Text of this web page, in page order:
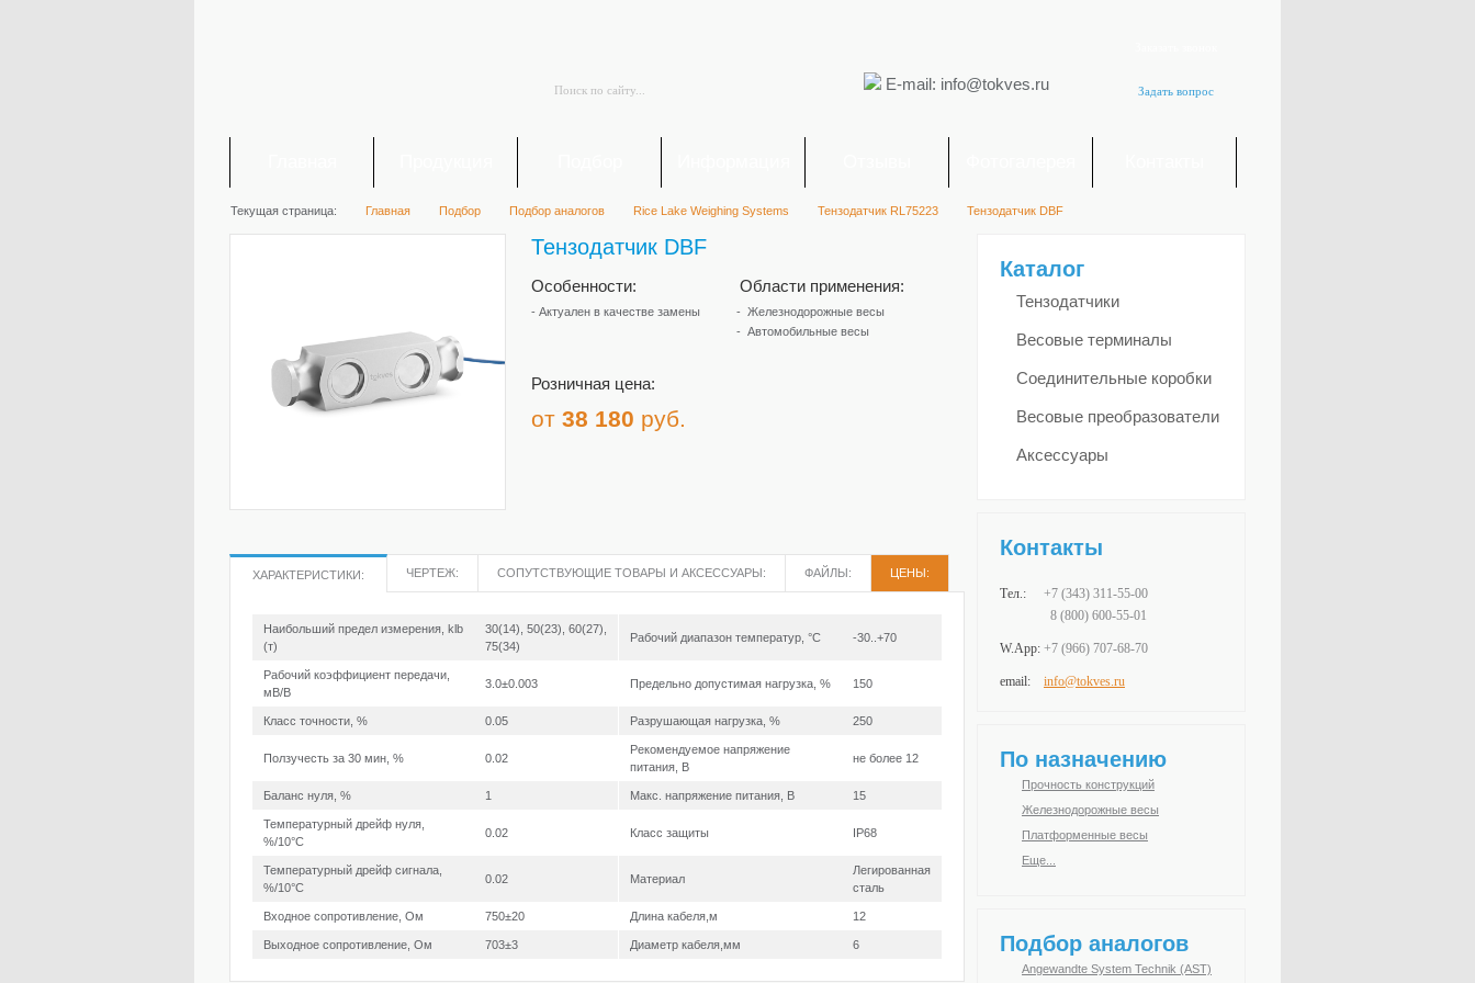
Задать вопрос
E-mail: info@tokves.ru
Текущая страница: Главная Подбор Подбор аналогов Rice Lake ​Weighing Systems Тензодатчик RL75223 Тензодатчик DBF
Тензодатчик DBF
Особенности:
- Актуален в качестве замены
Области применения:
Железнодорожные весы
Автомобильные весы
Розничная цена:
от 38 180 руб.
ХАРАКТЕРИСТИКИ: ЧЕРТЕЖ: СОПУТСТВУЮЩИЕ ТОВАРЫ И АКСЕССУАРЫ: ФАЙЛЫ: ЦЕНЫ:
Наибольший предел измерения, klb
(т)
30(14), 50(23), 60(27),
75(34)
Рабочий диапазон температур, °С -30..+70
Рабочий коэффициент передачи,
мВ/В
3.0±0.003 Предельно допустимая нагрузка, % 150
Класс точности, % 0.05 Разрушающая нагрузка, % 250
Ползучесть за 30 мин, % 0.02
Рекомендуемое напряжение
питания, В
не более 12
Баланс нуля, % 1 Макс. напряжение питания, В 15
Температурный дрейф нуля,
%/10°С
0.02 Класс защиты IP68
Температурный дрейф сигнала,
%/10°С
0.02 Материал
Легированная
сталь
Входное сопротивление, Ом 750±20 Длина кабеля,м 12
Выходное сопротивление, Ом 703±3 Диаметр кабеля,мм 6
Каталог
Тензодатчики
Весовые терминалы
Соединительные коробки
Весовые преобразователи
Аксессуары
Контакты
Тел.: +7 (343) 311-55-00
8 (800) 600-55-01
W.App: +7 (966) 707-68-70
email: info@tokves.ru
По назначению
Прочность конструкций
Железнодорожные весы
Платформенные весы
Еще...
Подбор аналогов
Angewandte System Technik (AST)